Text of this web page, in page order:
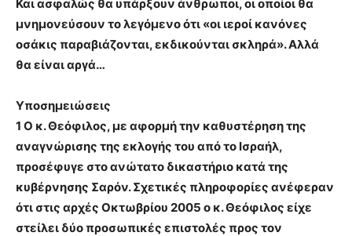
Και ασφαλώς θα υπάρξουν άνθρωποι, οι οποίοι θα
μνημονεύσουν το λεγόμενο ότι «οι ιεροί κανόνες
οσάκις παραβιάζονται, εκδικούνται σκληρά». Αλλά
θα είναι αργά…
Υποσημειώσεις
1 Ο κ. Θεόφιλος, με αφορμή την καθυστέρηση της
αναγνώρισης της εκλογής του από το Ισραήλ,
προσέφυγε στο ανώτατο δικαστήριο κατά της
κυβέρνησης Σαρόν. Σχετικές πληροφορίες ανέφεραν
ότι στις αρχές Οκτωβρίου 2005 ο κ. Θεόφιλος είχε
στείλει δύο προσωπικές επιστολές προς τον